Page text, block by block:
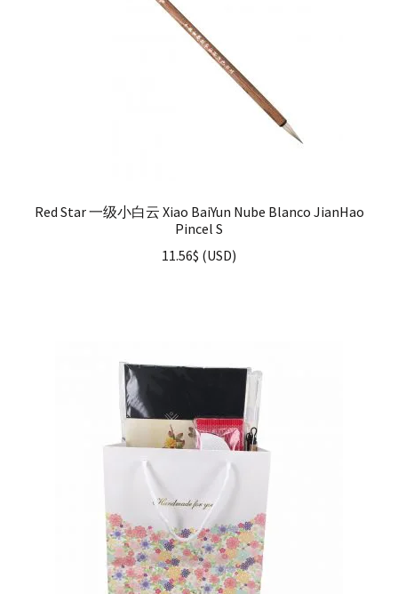
Red Star 一级小白云 Xiao BaiYun Nube Blanco JianHao
Pincel S
11.56$ (USD)